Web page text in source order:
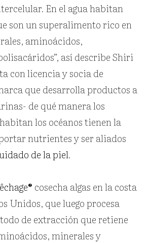
En el agua habitan
son un superalimento rico en
aminoácidos,
así describe Shiri
con licencia y socia de
que desarrolla productos a
de qué manera los
los océanos tienen la
nutrientes y ser aliados
de la piel.
cosecha algas en la costa
Unidos, que luego procesa
de extracción que retiene
minerales y